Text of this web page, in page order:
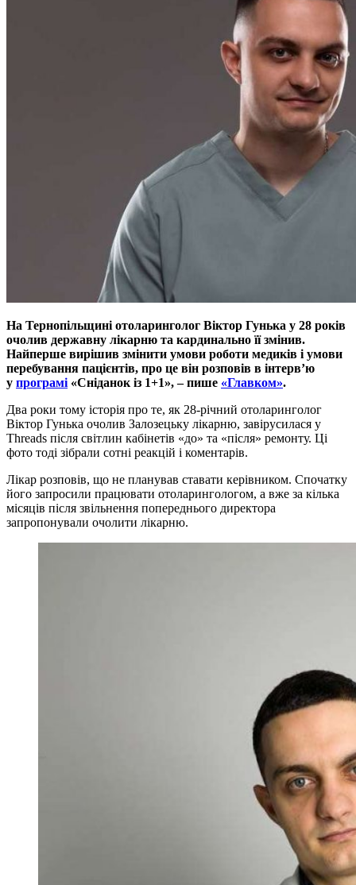
На Тернопільщині отоларинголог Віктор Гунька у 28 років
очолив державну лікарню та кардинально її змінив.
Найперше вирішив змінити умови роботи медиків і умови
перебування пацієнтів, про це він розповів в інтерв’ю
у програмі «Сніданок із 1+1», – пише «Главком».
Два роки тому історія про те, як 28-річний отоларинголог
Віктор Гунька очолив Залозецьку лікарню, завірусилася у
Threads після світлин кабінетів «до» та «після» ремонту. Ці
фото тоді зібрали сотні реакцій і коментарів.
Лікар розповів, що не планував ставати керівником. Спочатку
його запросили працювати отоларингологом, а вже за кілька
місяців після звільнення попереднього директора
запропонували очолити лікарню.